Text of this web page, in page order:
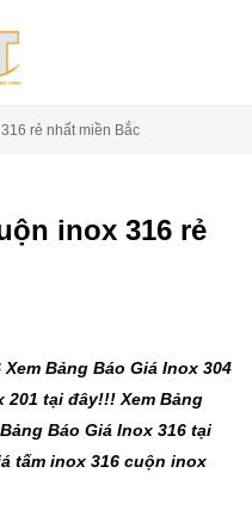
rẻ nhất miền Bắc
inox 316 rẻ
Bảng Báo Giá Inox 304
201 tại đây!!! Xem Bảng
Báo Giá Inox 316 tại
tấm inox 316 cuộn inox